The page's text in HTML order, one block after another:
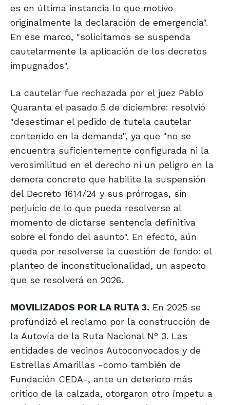
es en última instancia lo que motivo
originalmente la declaración de emergencia".
En ese marco, "solicitamos se suspenda
cautelarmente la aplicación de los decretos
impugnados".
La cautelar fue rechazada por el juez Pablo
Quaranta el pasado 5 de diciembre: resolvió
"desestimar el pedido de tutela cautelar
contenido en la demanda", ya que "no se
encuentra suficientemente configurada ni la
verosimilitud en el derecho ni un peligro en la
demora concreto que habilite la suspensión
del Decreto 1614/24 y sus prórrogas, sin
perjuicio de lo que pueda resolverse al
momento de dictarse sentencia definitiva
sobre el fondo del asunto". En efecto, aún
queda por resolverse la cuestión de fondo: el
planteo de inconstitucionalidad, un aspecto
que se resolverá en 2026.
MOVILIZADOS POR LA RUTA 3. En 2025 se
profundizó el reclamo por la construcción de
la Autovía de la Ruta Nacional N° 3. Las
entidades de vecinos Autoconvocados y de
Estrellas Amarillas -como también de
Fundación CEDA-, ante un deterioro más
crítico de la calzada, otorgaron otro ímpetu a